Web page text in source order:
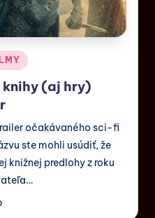
(aj hry)
očakávaného sci-fi
ste mohli usúdiť, že
knižnej predlohy z roku